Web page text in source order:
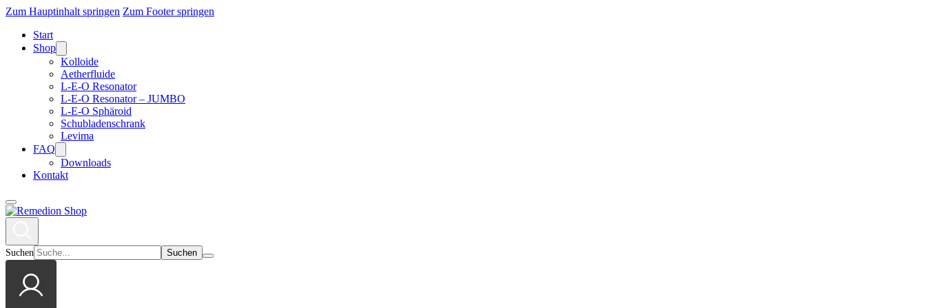
Zum Hauptinhalt springen Zum Footer springen
Start
Shop
Kolloide
Aetherfluide
L-E-O Resonator
L-E-O Resonator – JUMBO
L-E-O Sphäroid
Schubladenschrank
Levima
FAQ
Downloads
Kontakt
Suchen